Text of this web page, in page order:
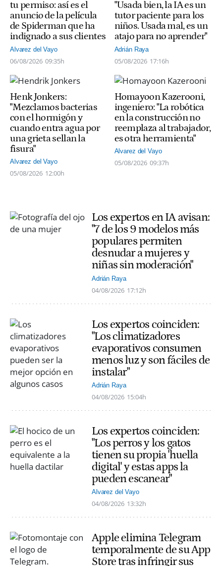
tu permiso: así es el
anuncio de la película
de Spiderman que ha
indignado a sus clientes
Alvarez del Vayo
06/08/2026 09:35h
"Usada bien, la IA es un
tutor paciente para los
niños. Usada mal, es un
atajo para no aprender"
Adrián Raya
05/08/2026 17:16h
Henk Jonkers:
"Mezclamos bacterias
con el hormigón y
cuando entra agua por
una grieta sellan la
fisura"
Alvarez del Vayo
05/08/2026 12:00h
Homayoon Kazerooni,
ingeniero: "La robótica
en la construcción no
reemplaza al trabajador,
es otra herramienta"
Alvarez del Vayo
05/08/2026 09:37h
Los expertos en IA avisan:
"7 de los 9 modelos más
populares permiten
desnudar a mujeres y
niñas sin moderación"
Adrián Raya
04/08/2026 17:12h
Los expertos coinciden:
"Los climatizadores
evaporativos consumen
menos luz y son fáciles de
instalar"
Adrián Raya
04/08/2026 15:04h
Los expertos coinciden:
"Los perros y los gatos
tienen su propia 'huella
digital' y estas apps la
pueden escanear"
Alvarez del Vayo
04/08/2026 13:32h
Apple elimina Telegram
temporalmente de su App
Store tras infringir sus